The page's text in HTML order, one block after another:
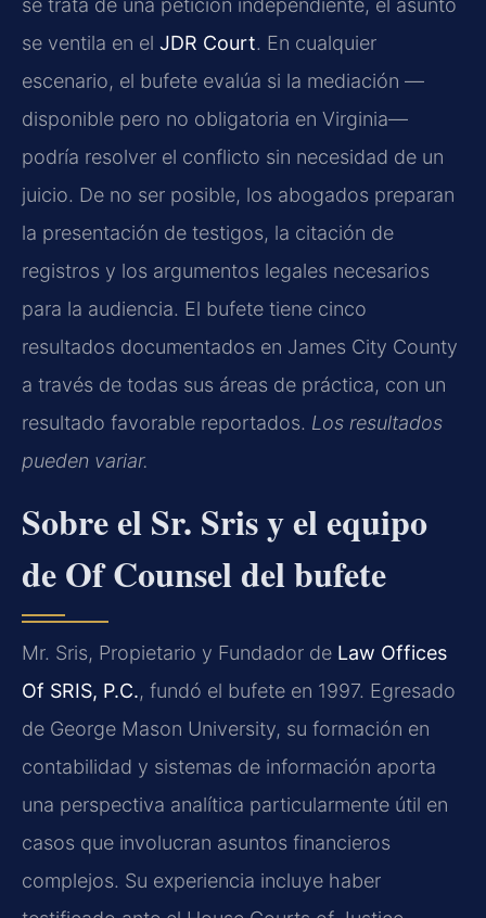
se trata de una petición independiente, el asunto
se ventila en el JDR Court. En cualquier
escenario, el bufete evalúa si la mediación —
disponible pero no obligatoria en Virginia—
podría resolver el conflicto sin necesidad de un
juicio. De no ser posible, los abogados preparan
la presentación de testigos, la citación de
registros y los argumentos legales necesarios
para la audiencia. El bufete tiene cinco
resultados documentados en James City County
a través de todas sus áreas de práctica, con un
resultado favorable reportados. Los resultados
pueden variar.
Sobre el Sr. Sris y el equipo
de Of Counsel del bufete
Mr. Sris, Propietario y Fundador de Law Offices
Of SRIS, P.C., fundó el bufete en 1997. Egresado
de George Mason University, su formación en
contabilidad y sistemas de información aporta
una perspectiva analítica particularmente útil en
casos que involucran asuntos financieros
complejos. Su experiencia incluye haber